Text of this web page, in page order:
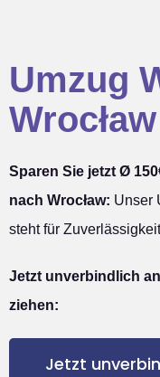
Umzug
Wrocław
Sparen Sie jetzt Ø
nach Wrocław: Unser
steht für
Jetzt unverbindlich
ziehen:
Jetzt